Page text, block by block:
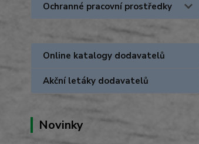
Ochranné pracovní prostředky
Online katalogy dodavatelů
Akční letáky dodavatelů
Novinky